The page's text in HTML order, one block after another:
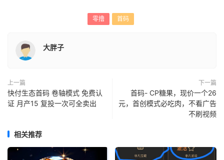
零撸 首码
大胖子
上一篇
快付生态首码 卷轴模式 免费认
证 月产15 复投一次可全卖出
下一篇
首码- CP糖果，现价一个26
元，首创模式必吃肉，不看广告
不刷视频
相关推荐